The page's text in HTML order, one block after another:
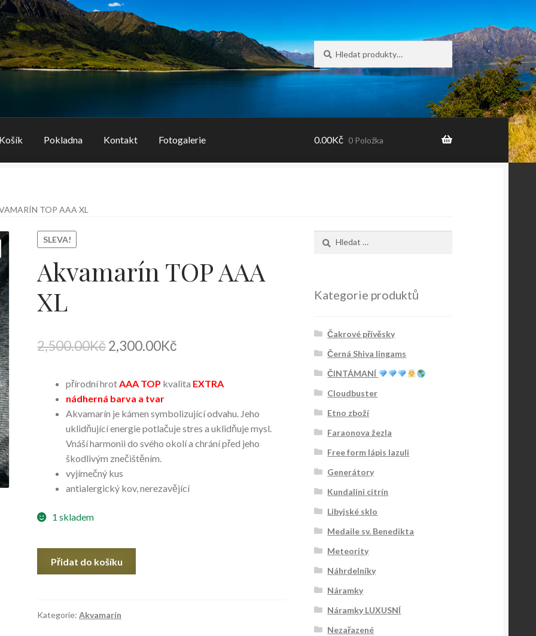
Hledat:
Hledat
Košík Pokladna Kontakt Fotogalerie 0.00Kč 0 Položka
TOP AAA XL
SLEVA!
Akvamarín TOP AAA
XL
2,500.00KčOriginal
was:
2,500.00Kč.
2,300.00Kč
is:
2,300.00Kč.
přírodní hrotAAA TOP kvalita EXTRA
nádherná barva a tvar
Akvamarín je kámen symbolizující odvahu. Jeho
uklidňující energie potlačuje stres a uklidňuje mysl.
Vnáší harmonii do svého okolí a chrání před jeho
škodlivým znečištěním.
vyjímečný kus
antialergický kov, nerezavějící
1 skladem
množství
Přidat do košíku
Kategorie:Akvamarín
Kategorie produktů
Čakrové přívěsky
Černá Shiva lingams
ČINTÁMANÍ
Cloudbuster
Etno zboží
Faraonova žezla
Free form lápis lazuli
Generátory
Kundalini citrín
Libyjské sklo
Medaile sv. Benedikta
Meteority
Náhrdelníky
Náramky
Náramky LUXUSNÍ
Nezařazené